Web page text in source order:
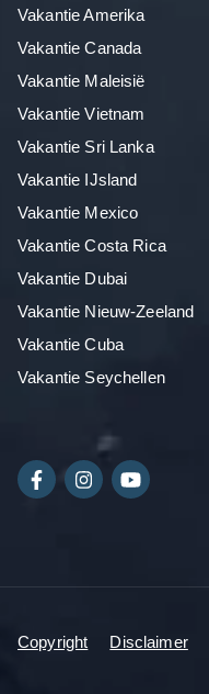
Vakantie Amerika
Vakantie Canada
Vakantie Maleisië
Vakantie Vietnam
Vakantie Sri Lanka
Vakantie IJsland
Vakantie Mexico
Vakantie Costa Rica
Vakantie Dubai
Vakantie Nieuw-Zeeland
Vakantie Cuba
Vakantie Seychellen
Copyright Disclaimer